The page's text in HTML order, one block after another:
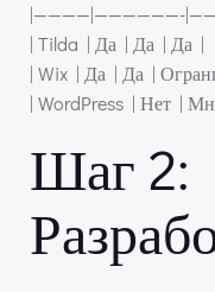
|————|——————-
| Tilda | Да | Да | Да |
| Wix | Да | Да |
| WordPress | Нет |
Шаг 2: